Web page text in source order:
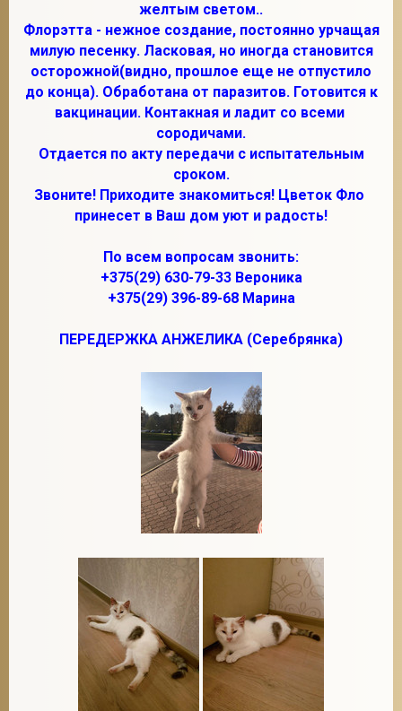
желтым светом..
Флорэтта - нежное создание, постоянно урчащая
милую песенку. Ласковая, но иногда становится
осторожной(видно, прошлое еще не отпустило
до конца). Обработана от паразитов. Готовится к
вакцинации. Контакная и ладит со всеми
сородичами.
Отдается по акту передачи с испытательным
сроком.
Звоните! Приходите знакомиться! Цветок Фло
принесет в Ваш дом уют и радость!
По всем вопросам звонить:
+375(29) 630-79-33 Вероника
+375(29) 396-89-68 Марина
ПЕРЕДЕРЖКА АНЖЕЛИКА (Серебрянка)